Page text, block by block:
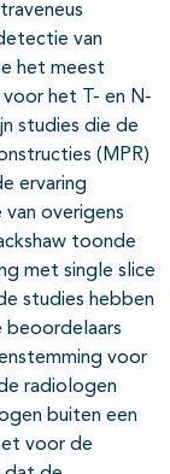
van
het meest
het T- en N-
studies die de
(MPR)
ervaring
van overigens
toonde
met single slice
studies hebben
beoordelaars
voor
radiologen
buiten een
voor de